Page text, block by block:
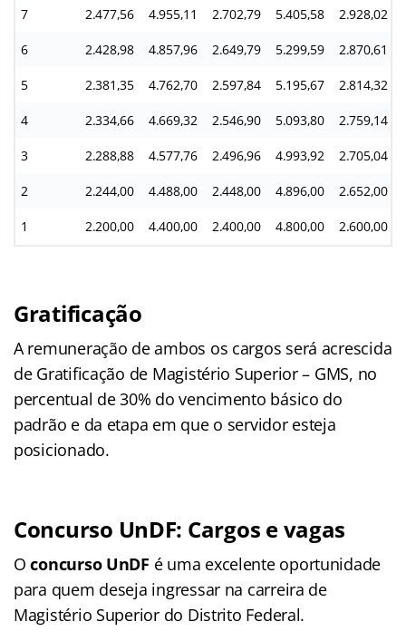
7 2.477,56 4.955,11 2.702,79 5.405,58 2.928,02
6 2.428,98 4.857,96 2.649,79 5.299,59 2.870,61
5 2.381,35 4.762,70 2.597,84 5.195,67 2.814,32
4 2.334,66 4.669,32 2.546,90 5.093,80 2.759,14
3 2.288,88 4.577,76 2.496,96 4.993,92 2.705,04
2 2.244,00 4.488,00 2.448,00 4.896,00 2.652,00
1 2.200,00 4.400,00 2.400,00 4.800,00 2.600,00
Gratificação
A remuneração de ambos os cargos será acrescida
de Gratificação de Magistério Superior – GMS, no
percentual de 30% do vencimento básico do
padrão e da etapa em que o servidor esteja
posicionado.
Concurso UnDF: Cargos e vagas
Oconcurso UnDF é uma excelente oportunidade
para quem deseja ingressar na carreira de
Magistério Superior do Distrito Federal.